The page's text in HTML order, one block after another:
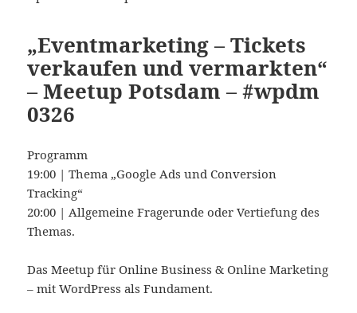
„Eventmarketing – Tickets
verkaufen und vermarkten“
– Meetup Potsdam – #wpdm
0326
Programm
19:00 | Thema „Google Ads und Conversion
Tracking“
20:00 | Allgemeine Fragerunde oder Vertiefung des
Themas.
Das Meetup für Online Business & Online Marketing
– mit WordPress als Fundament.